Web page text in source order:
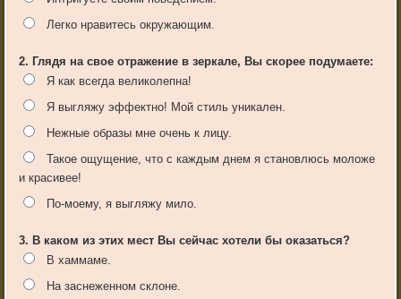
Легко нравитесь окружающим.
2. Глядя на свое отражение в зеркале, Вы скорее подумаете:
Я как всегда великолепна!
Я выгляжу эффектно! Мой стиль уникален.
Нежные образы мне очень к лицу.
Такое ощущение, что с каждым днем я становлюсь моложе
и красивее!
По-моему, я выгляжу мило.
3. В каком из этих мест Вы сейчас хотели бы оказаться?
В хаммаме.
На заснеженном склоне.